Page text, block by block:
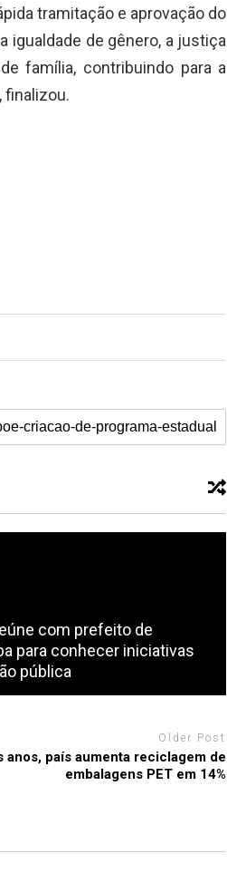
tramitação e aprovação do
igualdade de gênero, a justiça
família, contribuindo para a
finalizou.
com prefeito de
para conhecer iniciativas
pública
Older Post
anos, país aumenta reciclagem de
embalagens PET em 14%